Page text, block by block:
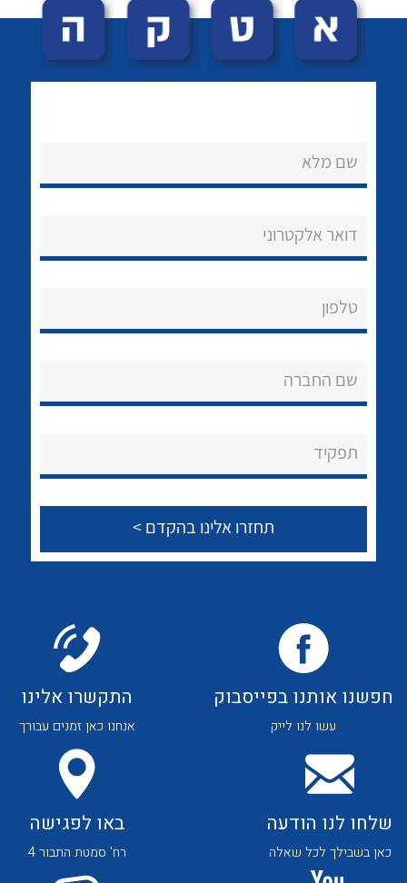
הצוות שלנו
שירותי תמיכה
לכל מוצרי היצרן לכל מוצרי היצרן
לכל מוצרי היצרן לכל מוצרי היצרן
שם מלא
דואר אלקטרוני
טלפון
שם החברה
תפקיד
חפשנו אותנו בפייסבוק
עשו לנו לייק
התקשרו אלינו
אנחנו כאן זמנים עבורך
שלחו לנו הודעה
כאן בשבילך לכל שאלה
באו לפגישה
רח' סמטת התבור 4